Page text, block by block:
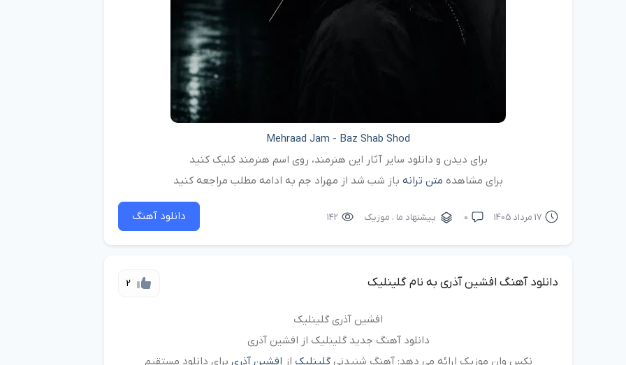
Mehraad Jam - Baz Shab Shod
برای دیدن و دانلود سایر آثار این هنرمند، روی اسم هنرمند کلیک کنید
برای مشاهده متن ترانه باز شب شد از مهراد جم به ادامه مطلب مراجعه کنید
17 مرداد 1405 ۰ پیشنهاد ما ، موزیک ۱۴۲ دانلود آهنگ
2 دانلود آهنگ افشین آذری به نام گلینلیک
افشین آذری گلینلیک
دانلود آهنگ جدید گلینلیک از افشین آذری
نکس وان موزیک ارائه می دهد: آهنگ شنیدنیگلینلیک از افشین آذری برای دانلود مستقیم